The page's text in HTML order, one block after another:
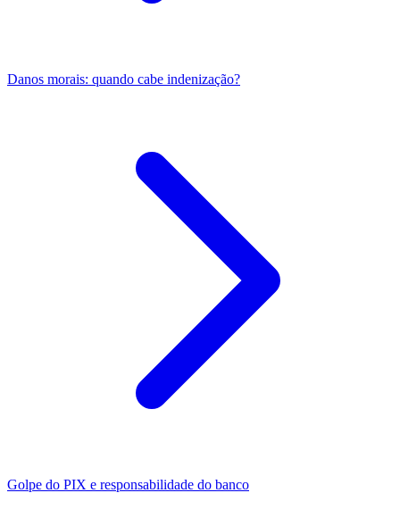
Danos morais: quando cabe indenização?
Golpe do PIX e responsabilidade do banco